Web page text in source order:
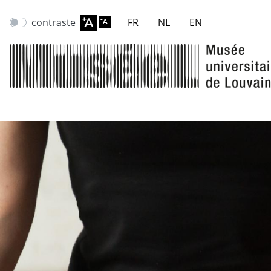
contraste FR NL EN